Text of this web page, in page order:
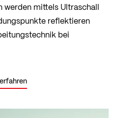
werden mittels Ultraschall
reflektieren
bei